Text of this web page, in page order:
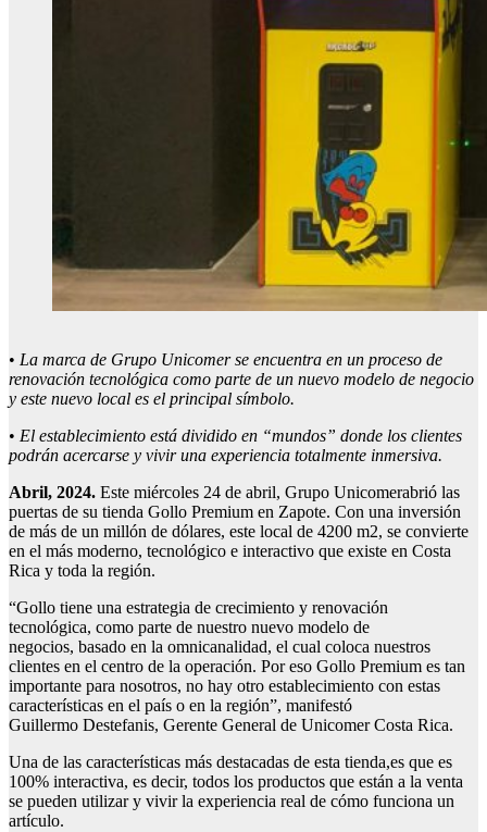
• La marca de Grupo Unicomerse encuentra en un proceso de
renovación tecnológica como parte de un nuevo modelo de negocio
y este nuevo local es el principal símbolo.
• El establecimiento está dividido en “mundos” donde los clientes
podrán acercarse y vivir una experiencia totalmente inmersiva.
Abril, 2024. Este miércoles 24 de abril, Grupo Unicomerabrió las
puertas de su tienda Gollo Premium en Zapote. Con una inversión
de más de un millón de dólares, este local de 4200 m2, se convierte
en el más moderno, tecnológico e interactivo que existe en Costa
Rica y toda la región.
“Gollo tiene una estrategia de crecimiento y renovación
tecnológica, como parte de nuestro nuevo modelo de
negocios, basado en la omnicanalidad, el cual coloca nuestros
clientes en el centro de la operación. Por eso Gollo Premium es tan
importante para nosotros, no hay otro establecimiento con estas
características en el país o en la región”, manifestó
Guillermo Destefanis, Gerente General de Unicomer Costa Rica.
Una de las características más destacadas de esta tienda,es que es
100% interactiva, es decir, todos los productos que están a la venta
se pueden utilizar y vivir la experiencia real de cómo funciona un
artículo.